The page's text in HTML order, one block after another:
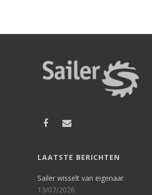
LAATSTE BERICHTEN
Sailer wisselt van eigenaar
13/07/2026